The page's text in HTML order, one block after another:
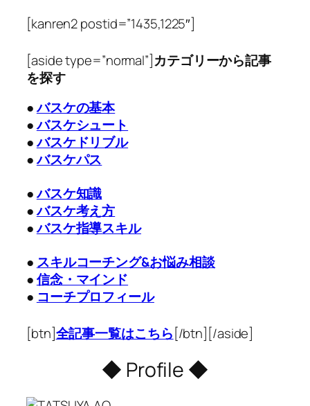
[kanren2 postid=”1435,1225″]
[aside type=”normal”]カテゴリーから記事
を探す
●バスケの基本
●バスケシュート
●バスケドリブル
●バスケパス
●バスケ知識
●バスケ考え方
●バスケ指導スキル
● スキルコーチング&お悩み相談
●信念・マインド
● コーチプロフィール
[btn]全記事一覧はこちら[/btn][/aside]
◆ Profile ◆